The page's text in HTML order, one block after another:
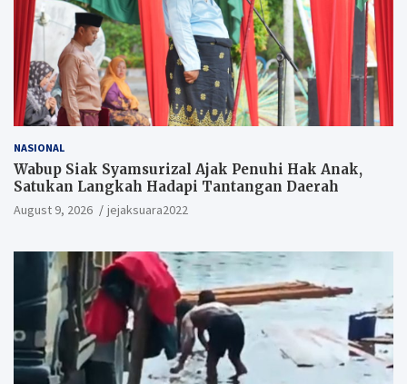
NASIONAL
Wabup Siak Syamsurizal Ajak Penuhi Hak Anak,
Satukan Langkah Hadapi Tantangan Daerah
August 9, 2026 jejaksuara2022